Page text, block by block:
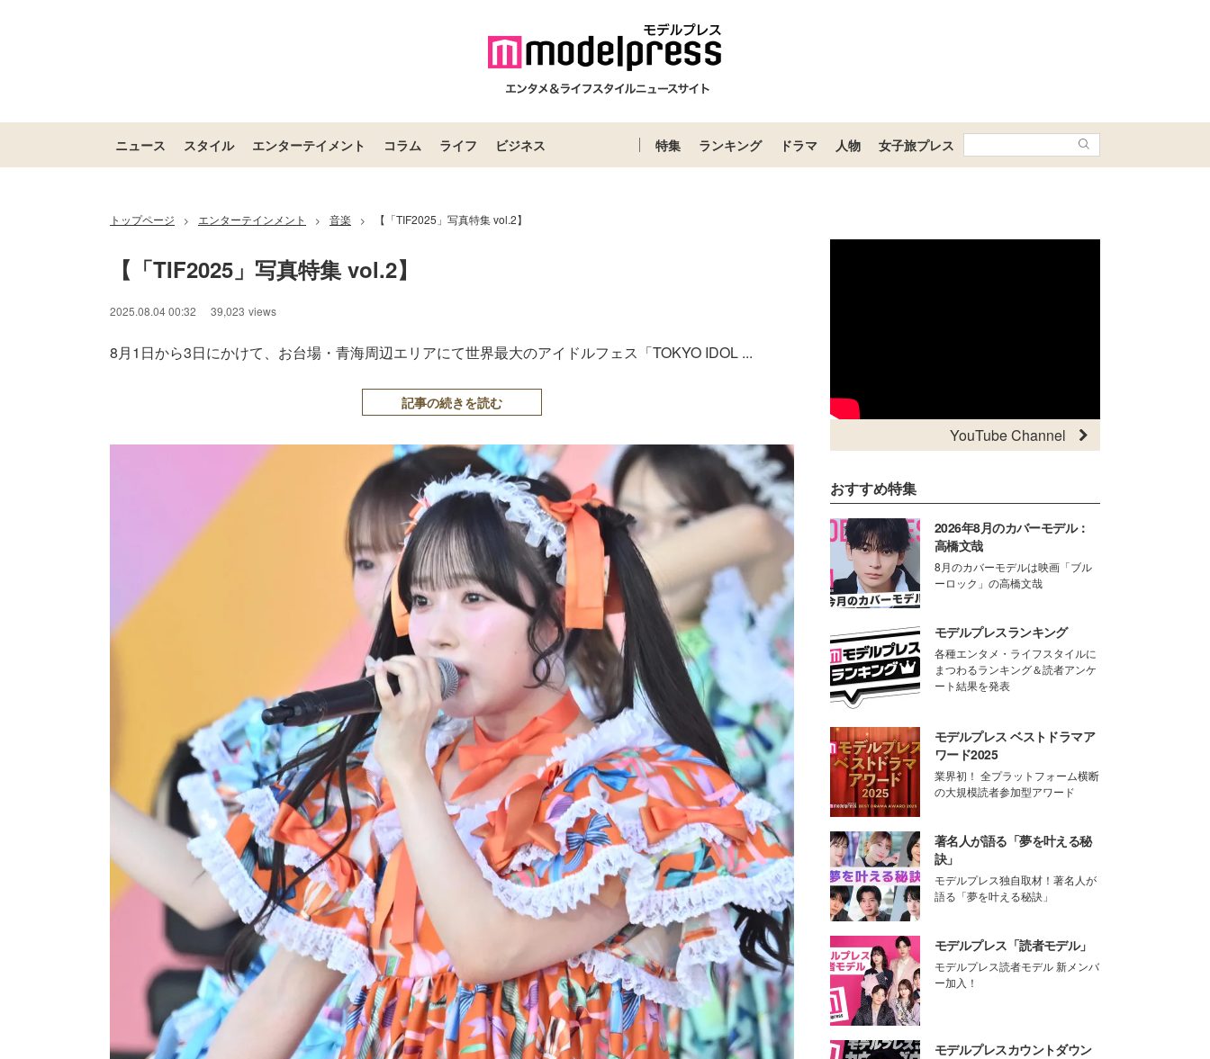
ニュース スタイル エンターテイメント コラム ライフ ビジネス 特集 ランキング ドラマ 人物 女子旅プレス
トップページ > エンターテインメント > 音楽 > 【「TIF2025」写真特集 vol.2】
【「TIF2025」写真特集 vol.2】
2025.08.04 00:32 39,023 views
8月1日から3日にかけて、お台場・青海周辺エリアにて世界最大のアイドルフェス「TOKYO IDOL ...
記事の続きを読む
YouTube Channel
おすすめ特集
2026年8月のカバーモデル：
高橋文哉
8月のカバーモデルは映画「ブル
ーロック」の高橋文哉
モデルプレスランキング
各種エンタメ・ライフスタイルに
まつわるランキング＆読者アンケ
ート結果を発表
モデルプレス ベストドラマア
ワード2025
業界初！ 全プラットフォーム横断
の大規模読者参加型アワード
著名人が語る「夢を叶える秘
訣」
モデルプレス独自取材！著名人が
語る「夢を叶える秘訣」
モデルプレス「読者モデル」
モデルプレス読者モデル 新メンバ
ー加入！
モデルプレスカウントダウン